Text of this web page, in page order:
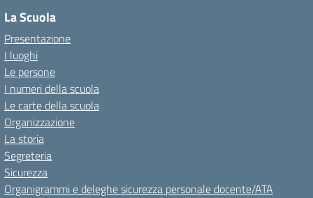
La Scuola
Presentazione
I luoghi
Le persone
I numeri della scuola
Le carte della scuola
Organizzazione
La storia
Segreteria
Sicurezza
Organigrammi e deleghe sicurezza personale docente/ATA